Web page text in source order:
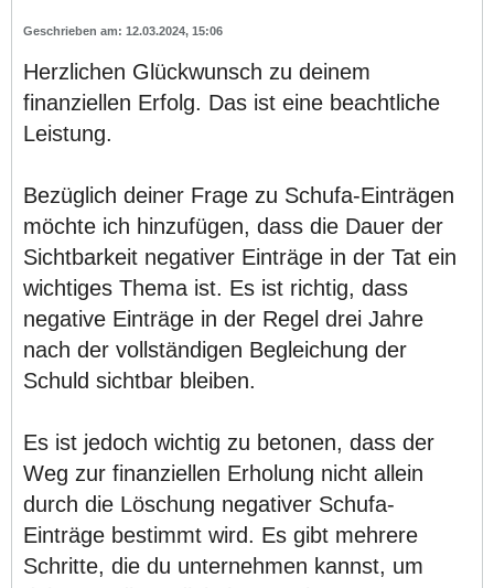
12.03.2024, 15:06
Herzlichen Glückwunsch zu deinem
finanziellen Erfolg. Das ist eine beachtliche
Leistung.
Bezüglich deiner Frage zu Schufa-Einträgen
möchte ich hinzufügen, dass die Dauer der
Sichtbarkeit negativer Einträge in der Tat ein
wichtiges Thema ist. Es ist richtig, dass
negative Einträge in der Regel drei Jahre
nach der vollständigen Begleichung der
Schuld sichtbar bleiben.
Es ist jedoch wichtig zu betonen, dass der
Weg zur finanziellen Erholung nicht allein
durch die Löschung negativer Schufa-
Einträge bestimmt wird. Es gibt mehrere
Schritte, die du unternehmen kannst, um